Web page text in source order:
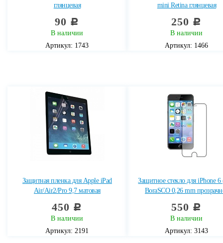
глянцевая
90 c
В наличии
Артикул: 1743
mini Retina глянцевая
250 c
В наличии
Артикул: 1466
Защитная пленка для Apple iPad
Air/Air2/Pro 9,7 матовая
450 c
В наличии
Артикул: 2191
Защитное стекло для iPhone 6
BoraSCO 0,26 mm
550 c
В наличии
Артикул: 3143